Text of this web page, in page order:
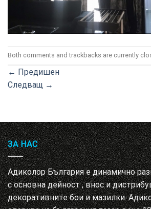
Both comments and trackbacks are currently
← Предишен
Следващ →
ЗА НАС
Адиколор България е динамично
с основна дейност , внос и
декоративните бои и мазилки.